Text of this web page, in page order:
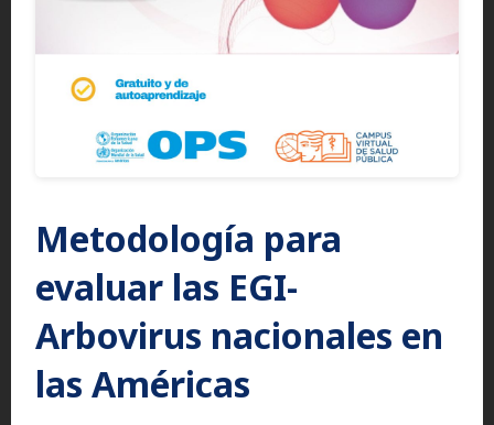
Metodología para
evaluar las EGI-
Arbovirus nacionales en
las Américas